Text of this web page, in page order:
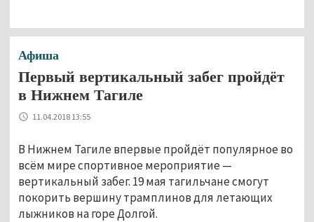
Афиша
Первый вертикальный забег пройдёт
в Нижнем Тагиле
11.04.2018 13:55
В Нижнем Тагиле впервые пройдёт популярное во
всём мире спортивное мероприятие —
вертикальный забег. 19 мая тагильчане смогут
покорить вершину трамплинов для летающих
лыжников на горе Долгой.